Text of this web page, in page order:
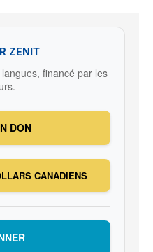
ZENIT
financé par les
DON
CANADIENS